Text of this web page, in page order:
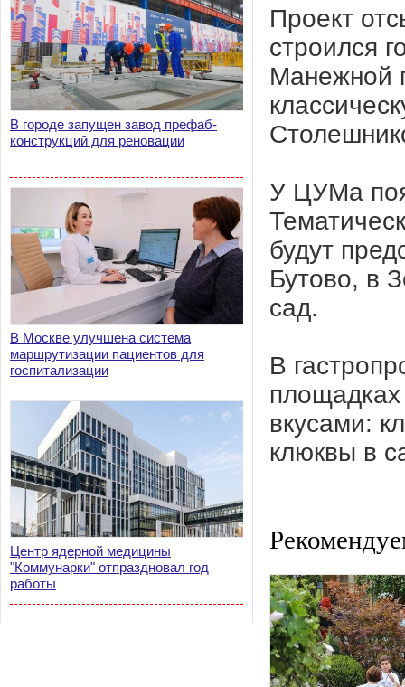
В городе запущен завод префаб-
конструкций для реновации
В Москве улучшена система
маршрутизации пациентов для
госпитализации
Центр ядерной медицины
"Коммунарки" отпраздновал год
работы
Проект
строился
Манежной
У ЦУМа
будут
Бутово, в
сад.
В
вкусами:
клюквы в